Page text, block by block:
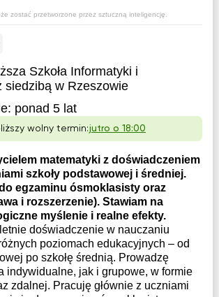
zostać przetworzone przez sztuczną inteligencję.
Szkoła Informatyki i
siedzibą w Rzeszowie
ponad 5 lat
wolny termin:jutro o 18:00
matematyki z doświadczeniem
szkoły podstawowej i średniej.
egzaminu ósmoklasisty oraz
i rozszerzenie). Stawiam na
myślenie i realne efekty.
doświadczenie w nauczaniu
poziomach edukacyjnych – od
po szkołę średnią. Prowadzę
indywidualne, jak i grupowe, w formie
zdalnej. Pracuję głównie z uczniami